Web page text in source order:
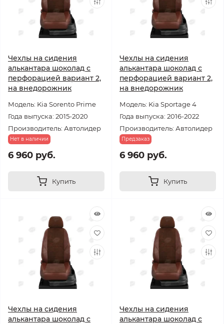
Чехлы на сидения
алькантара шоколад с
перфорацией вариант 2,
на внедорожник
Модель: Kia Sorento Prime
Года выпуска: 2015-2020
Производитель: Автолидер
Нет в наличии
6 960 руб.
Купить
Чехлы на сидения
алькантара шоколад с
перфорацией вариант 2,
на внедорожник
Модель: Kia Sportage 4
Года выпуска: 2016-2022
Производитель: Автолидер
Предзаказ
6 960 руб.
Купить
Чехлы на сидения
алькантара шоколад с
Чехлы на сидения
алькантара шоколад с